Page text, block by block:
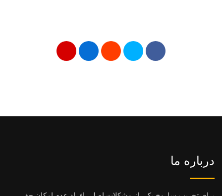
درباره ما